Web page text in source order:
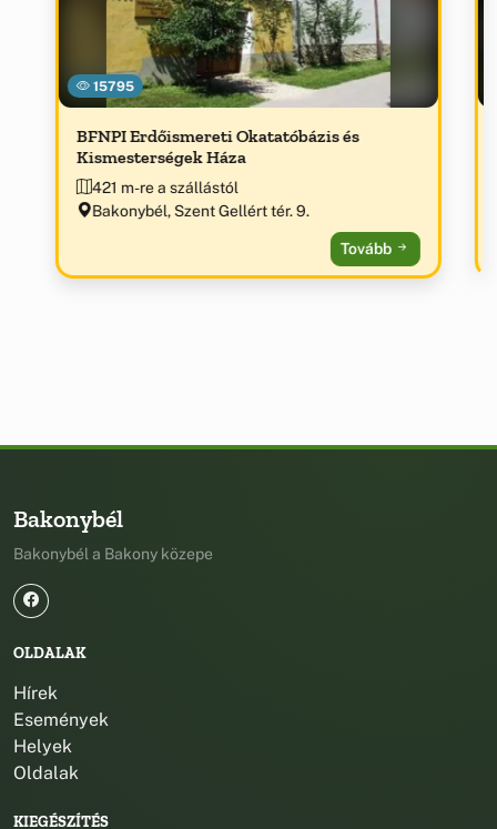
15795
BFNPI Erdőismereti Okatatóbázis és
Kismesterségek Háza
421 m-re a szállástól
Bakonybél, Szent Gellért tér. 9.
Tovább
Bakonybél
Bakonybél a Bakony közepe
OLDALAK
Hírek
Események
Helyek
Oldalak
KIEGÉSZÍTÉS